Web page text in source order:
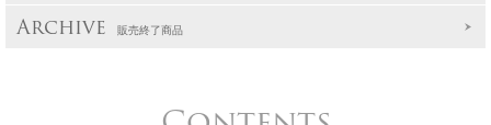
Archive 販売終了商品